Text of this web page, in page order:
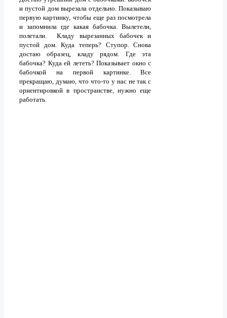
и пустой дом вырезала отдельно. Показываю
первую картинку, чтобы еще раз посмотрела
и запомнила где какая бабочка. Вылетели,
полетали. Кладу вырезанных бабочек и
пустой дом. Куда теперь? Ступор. Снова
достаю образец, кладу рядом. Где эта
бабочка? Куда ей лететь? Показывает окно с
бабочкой на первой картинке. Все
прекращаю, думаю, что что-то у нас не так с
ориентировкой в пространстве, нужно еще
работать.